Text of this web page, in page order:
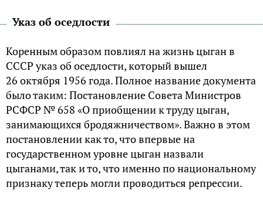
Указ об оседлости
Коренным образом повлиял на жизнь цыган в
СССР указ об оседлости, который вышел
26 октября 1956 года. Полное название документа
было таким: Постановление Совета Министров
РСФСР № 658 «О приобщении к труду цыган,
занимающихся бродяжничеством». Важно в этом
постановлении как то, что впервые на
государственном уровне цыган назвали
цыганами, так и то, что именно по национальному
признаку теперь могли проводиться репрессии.